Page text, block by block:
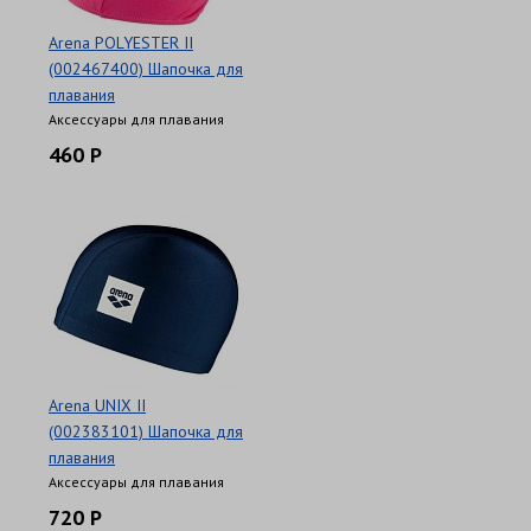
Arena POLYESTER II
(002467400) Шапочка для
плавания
Аксессуары для плавания
460 Р
Arena UNIX II
(002383101) Шапочка для
плавания
Аксессуары для плавания
720 Р